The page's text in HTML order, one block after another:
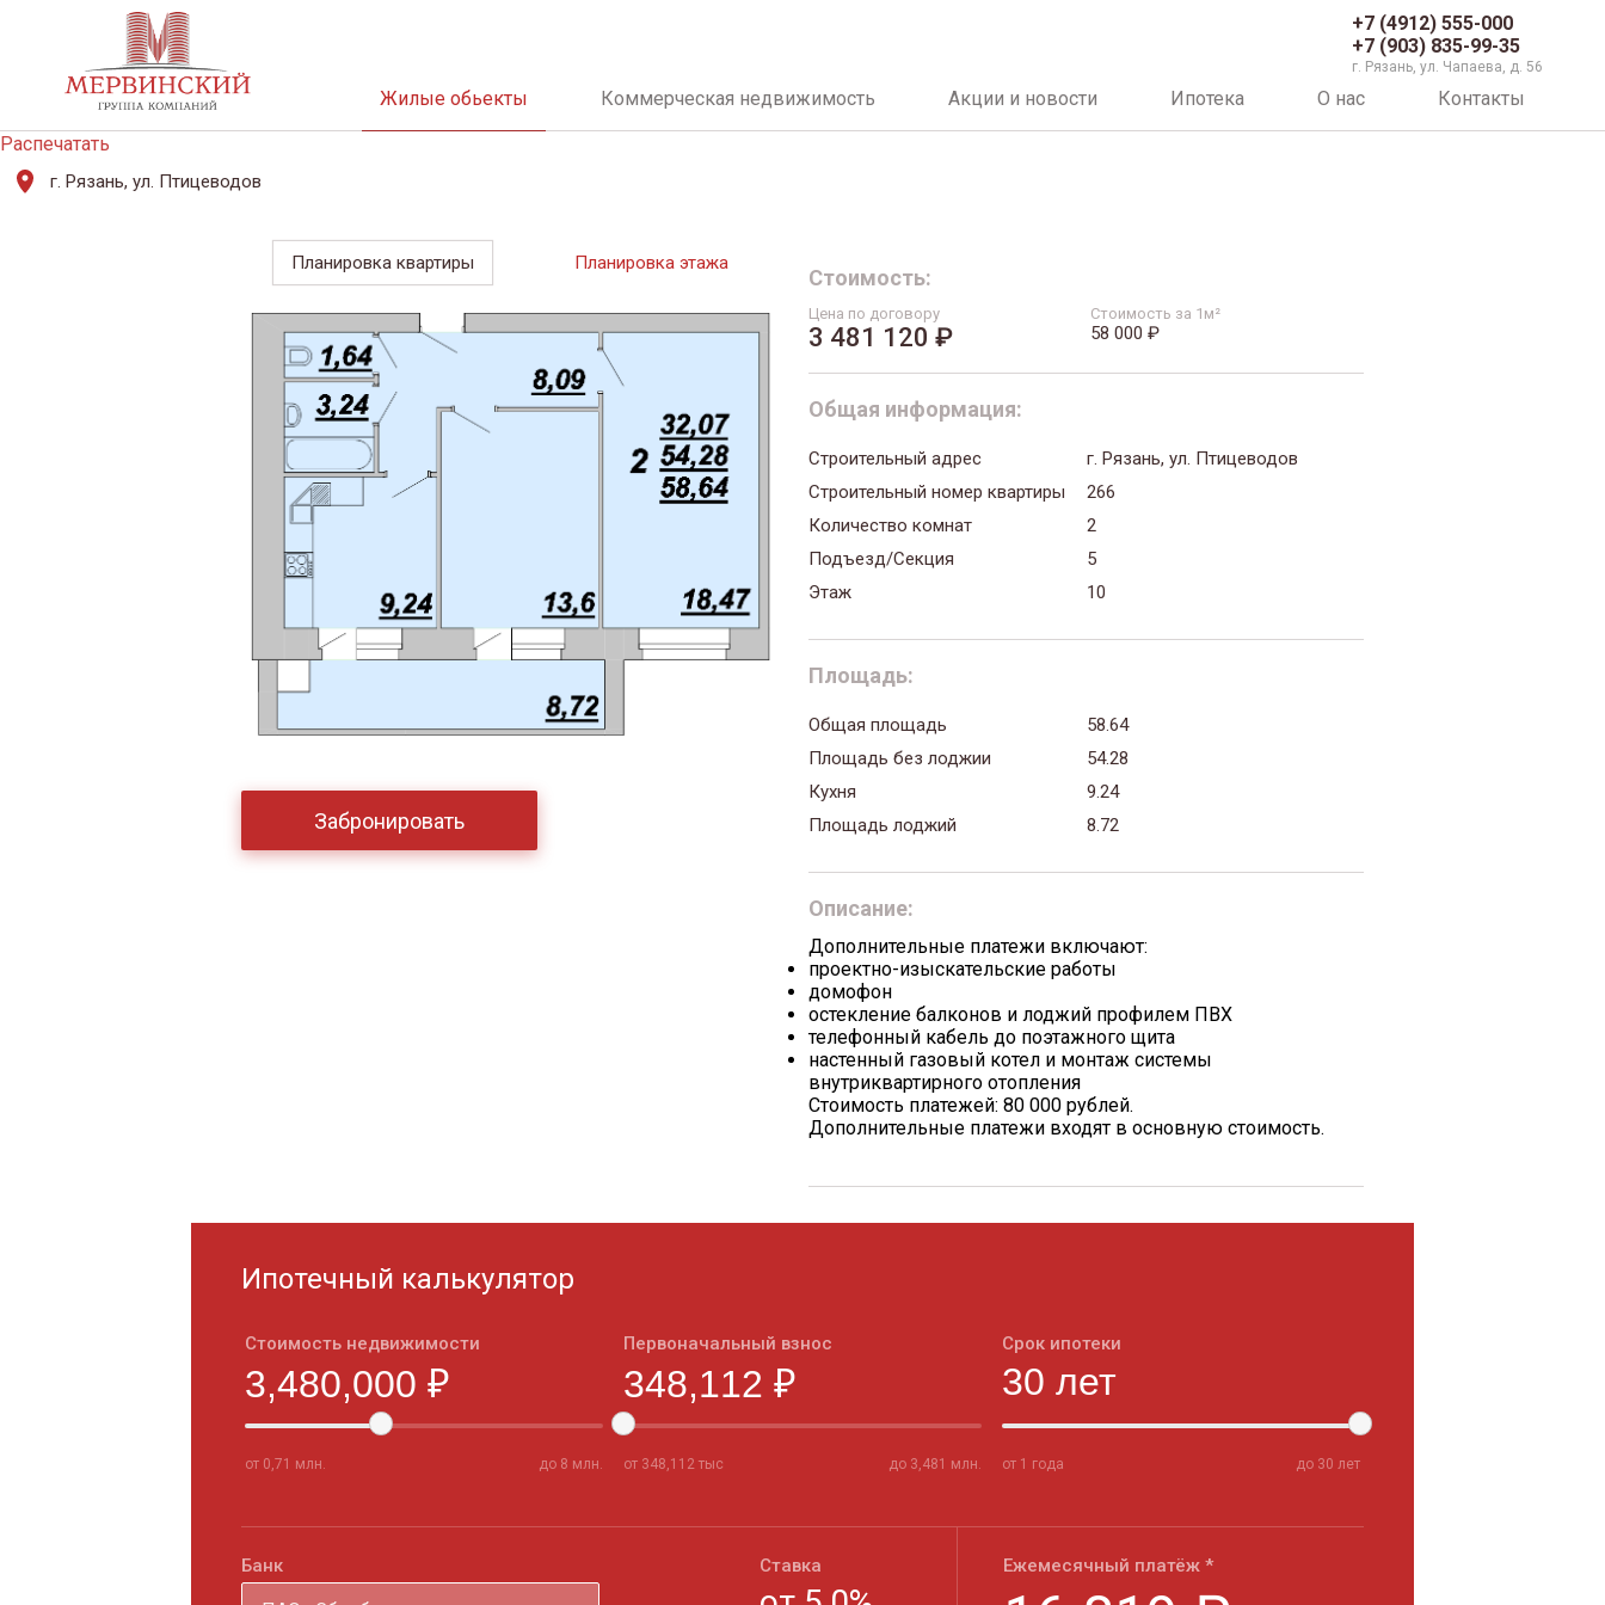
+7 (4912) 555-000
+7 (903) 835-99-35
г. Рязань, ул. Чапаева, д. 56
Жилые обьекты Коммерческая недвижимость Акции и новости Ипотека О нас
Контакты
Распечатать
г. Рязань, ул. Птицеводов
Планировка квартиры Планировка этажа
Забронировать
Стоимость:
Цена по договору
3 481 120 ₽
Стоимость за 1м²
58 000 ₽
Общая информация:
Строительный адрес
г. Рязань, ул. Птицеводов
Строительный номер квартиры
266
Количество комнат
2
Подъезд/Секция
5
Этаж
10
Площадь:
Общая площадь
58.64
Площадь без лоджии
54.28
Кухня
9.24
Площадь лоджий
8.72
Описание:
Дополнительные платежи включают:
проектно-изыскательские работы
домофон
остекление балконов и лоджий профилем ПВХ
телефонный кабель до поэтажного щита
настенный газовый котел и монтаж системы
внутриквартирного отопления
Стоимость платежей: 80 000 рублей.
Дополнительные платежи входят в основную стоимость.
Ипотечный калькулятор
Стоимость недвижимости
от 0,71 млн. до 8 млн.
Первоначальный взнос
от 348,112 тыс до 3,481 млн.
Срок ипотеки
от 1 года до 30 лет
Банк Ставка Ежемесячный платёж *